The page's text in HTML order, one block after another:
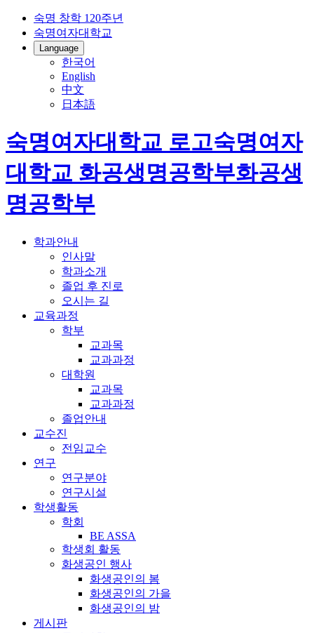
숙명 창학 120주년
숙명여자대학교
Language
한국어
English
中文
日本語
숙명여자대학교 로고숙명여자
대학교 화공생명공학부화공생
명공학부
학과안내
인사말
학과소개
졸업 후 진로
오시는 길
교육과정
학부
교과목
교과과정
대학원
교과목
교과과정
졸업안내
교수진
전임교수
연구
연구분야
연구시설
학생활동
학회
BE ASSA
학생회 활동
화생공인 행사
화생공인의 봄
화생공인의 가을
화생공인의 밤
게시판